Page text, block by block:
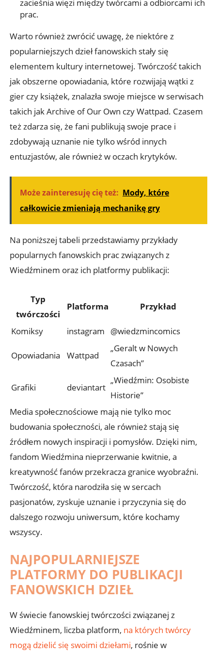
zacieśnia więzi między twórcami a odbiorcami ich
prac.
Warto również zwrócić uwagę, że niektóre z
popularniejszych dzieł fanowskich stały się
elementem kultury internetowej. Twórczość takich
jak obszerne opowiadania, które rozwijają wątki z
gier czy książek, znalazła swoje miejsce w serwisach
takich jak Archive of Our Own czy Wattpad. Czasem
też zdarza się, że fani publikują swoje prace i
zdobywają uznanie nie tylko wśród innych
entuzjastów, ale również w oczach krytyków.
Może zainteresuję cię też: Mody, które
całkowicie zmieniają mechanikę gry
Na poniższej tabeli przedstawiamy przykłady
popularnych fanowskich prac związanych z
Wiedźminem oraz ich platformy publikacji:
Typ
twórczości
Platforma Przykład
Komiksy instagram @wiedzmincomics
Opowiadania Wattpad
„Geralt w Nowych
Czasach”
Grafiki deviantart
„Wiedźmin: Osobiste
Historie”
Media społecznościowe mają nie tylko moc
budowania społeczności, ale również stają się
źródłem nowych inspiracji i pomysłów. Dzięki nim,
fandom Wiedźmina nieprzerwanie kwitnie, a
kreatywność fanów przekracza granice wyobraźni.
Twórczość, która narodziła się w sercach
pasjonatów, zyskuje uznanie i przyczynia się do
dalszego rozwoju uniwersum, które kochamy
wszyscy.
NAJPOPULARNIEJSZE
PLATFORMY DO PUBLIKACJI
FANOWSKICH DZIEŁ
W świecie fanowskiej twórczości związanej z
Wiedźminem, liczba platform, na których twórcy
mogą dzielić się swoimi dziełami, rośnie w